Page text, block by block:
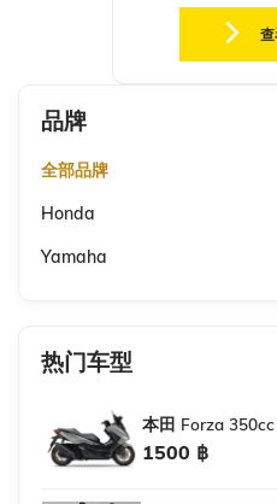
品牌
全部品牌
Honda
Yamaha
热门车型
本田 Forza
1500 ฿